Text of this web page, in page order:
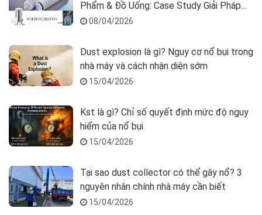
Phẩm & Đồ Uống: Case Study Giải Pháp
Process Filtration
08/04/2026
Dust explosion là gì? Nguy cơ nổ bụi trong
nhà máy và cách nhận diện sớm
15/04/2026
Kst là gì? Chỉ số quyết định mức độ nguy
hiểm của nổ bụi
15/04/2026
Tại sao dust collector có thể gây nổ? 3
nguyên nhân chính nhà máy cần biết
15/04/2026